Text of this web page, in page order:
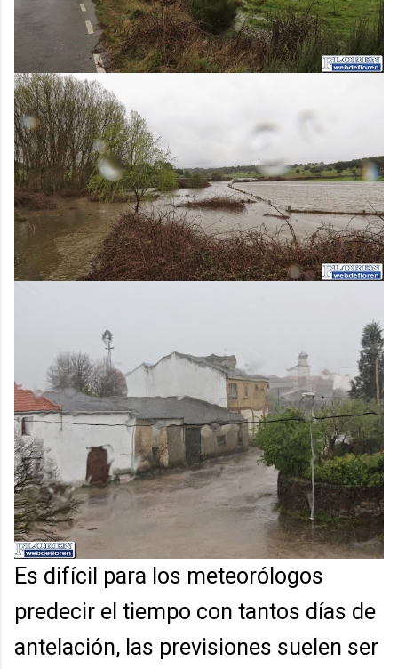
Es difícil para los meteorólogos
predecir el tiempo con tantos días de
antelación, las previsiones suelen ser